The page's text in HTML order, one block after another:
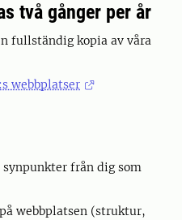
två gånger per år
fullständig kopia av våra
webbplatser
från dig som
på webbplatsen (struktur,